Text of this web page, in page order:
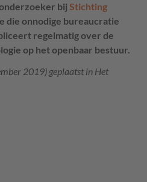
bij Stichting
die onnodige bureaucratie
regelmatig over de
op het openbaar bestuur.
2019) geplaatst in Het